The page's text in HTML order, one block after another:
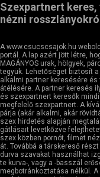
Szexpartnert
nézni
A www.csucscsajok.hu
portál. A lap azért jött létre,
MAGÁNYOS urak, hölgyek,
tegyük. Lehetőséget biztosít
alkalmi partner keresésére
átélésére. A partner keresés
és szexpartnert keresők
megfelelő szexpartnert. A
párja (akár alkalmi, akár
szex hirdetés alapján
gátlásait levetkőzve
szex közben pornót, filmet
át. Továbbá a társkereső
durva szavakat használhat
te kurva-, vagy a -basszál
megbotránkoztatása nélkül.